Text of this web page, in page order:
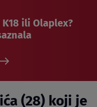
ili Olaplex?
(28) koji je